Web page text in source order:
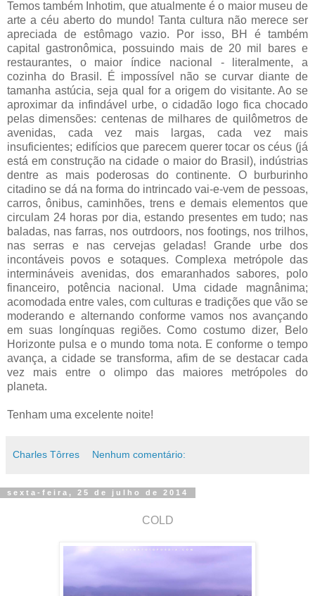
Temos também Inhotim, que atualmente é o maior museu de
arte a céu aberto do mundo! Tanta cultura não merece ser
apreciada de estômago vazio. Por isso, BH é também
capital gastronômica, possuindo mais de 20 mil bares e
restaurantes, o maior índice nacional - literalmente, a
cozinha do Brasil. É impossível não se curvar diante de
tamanha astúcia, seja qual for a origem do visitante. Ao se
aproximar da infindável urbe, o cidadão logo fica chocado
pelas dimensões: centenas de milhares de quilômetros de
avenidas, cada vez mais largas, cada vez mais
insuficientes; edifícios que parecem querer tocar os céus (já
está em construção na cidade o maior do Brasil), indústrias
dentre as mais poderosas do continente. O burburinho
citadino se dá na forma do intrincado vai-e-vem de pessoas,
carros, ônibus, caminhões, trens e demais elementos que
circulam 24 horas por dia, estando presentes em tudo; nas
baladas, nas farras, nos outrdoors, nos footings, nos trilhos,
nas serras e nas cervejas geladas! Grande urbe dos
incontáveis povos e sotaques. Complexa metrópole das
intermináveis avenidas, dos emaranhados sabores, polo
financeiro, potência nacional. Uma cidade magnânima;
acomodada entre vales, com culturas e tradições que vão se
moderando e alternando conforme vamos nos avançando
em suas longínquas regiões. Como costumo dizer, Belo
Horizonte pulsa e o mundo toma nota. E conforme o tempo
avança, a cidade se transforma, afim de se destacar cada
vez mais entre o olimpo das maiores metrópoles do
planeta.
Tenham uma excelente noite!
Charles Tôrres Nenhum comentário:
sexta-feira, 25 de julho de 2014
COLD